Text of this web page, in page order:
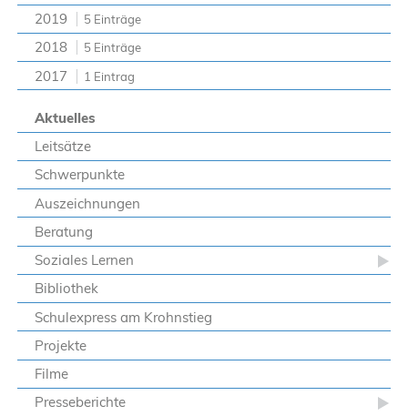
2019 5 Einträge
2018 5 Einträge
2017 1 Eintrag
Aktuelles
Leitsätze
Schwerpunkte
Auszeichnungen
Beratung
Soziales Lernen
Bibliothek
Schulexpress am Krohnstieg
Projekte
Filme
Presseberichte